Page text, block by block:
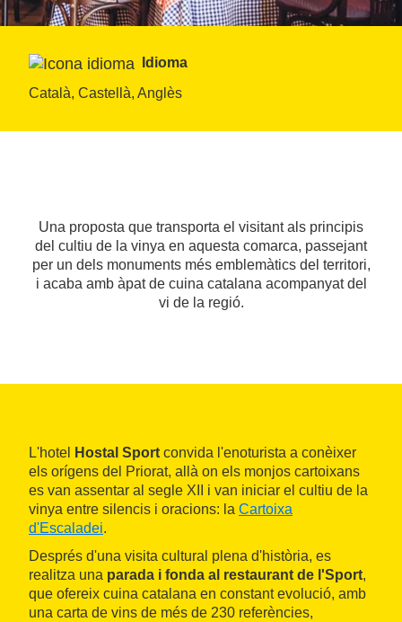
Idioma
Català, Castellà, Anglès
Una proposta que transporta el visitant als principis
del cultiu de la vinya en aquesta comarca, passejant
per un dels monuments més emblemàtics del territori,
i acaba amb àpat de cuina catalana acompanyat del
vi de la regió.
L'hotel Hostal Sport convida l'enoturista a conèixer
els orígens del Priorat, allà on els monjos cartoixans
es van assentar al segle XII i van iniciar el cultiu de la
vinya entre silencis i oracions: la Cartoixa
d'Escaladei.
Després d'una visita cultural plena d'història, es
realitza una parada i fonda al restaurant de l'Sport,
que ofereix cuina catalana en constant evolució, amb
una carta de vins de més de 230 referències,